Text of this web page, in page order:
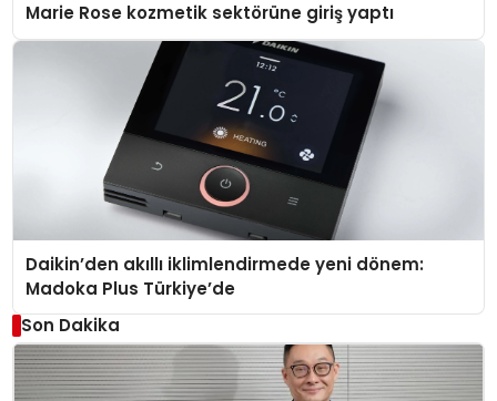
Marie Rose kozmetik sektörüne giriş yaptı
Daikin’den akıllı iklimlendirmede yeni dönem:
Madoka Plus Türkiye’de
Son Dakika